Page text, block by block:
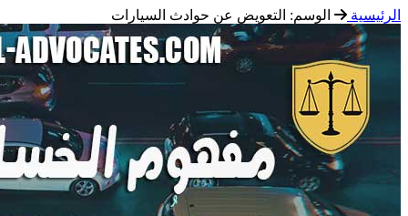
الرئيسية الوسم: التعويض عن حوادث السيارات